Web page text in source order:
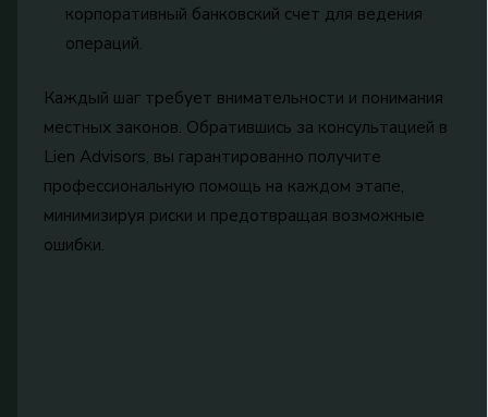
корпоративный банковский счет для ведения
операций.
Каждый шаг требует внимательности и понимания
местных законов. Обратившись за консультацией в
Lien Advisors, вы гарантированно получите
профессиональную помощь на каждом этапе,
минимизируя риски и предотвращая возможные
ошибки.